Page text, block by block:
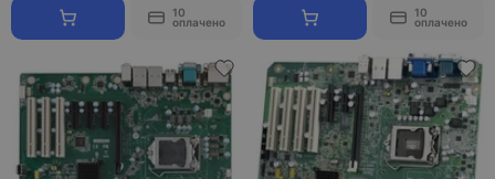
10
оплачено
10
оплачено